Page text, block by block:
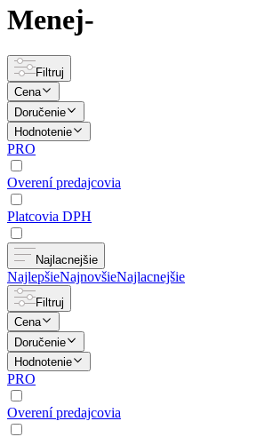
Menej-
Filtruj
Cena
Doručenie
Hodnotenie
PRO
Overení predajcovia
Platcovia DPH
Najlacnejšie
NajlepšieNajnovšieNajlacnejšie
Filtruj
Cena
Doručenie
Hodnotenie
PRO
Overení predajcovia